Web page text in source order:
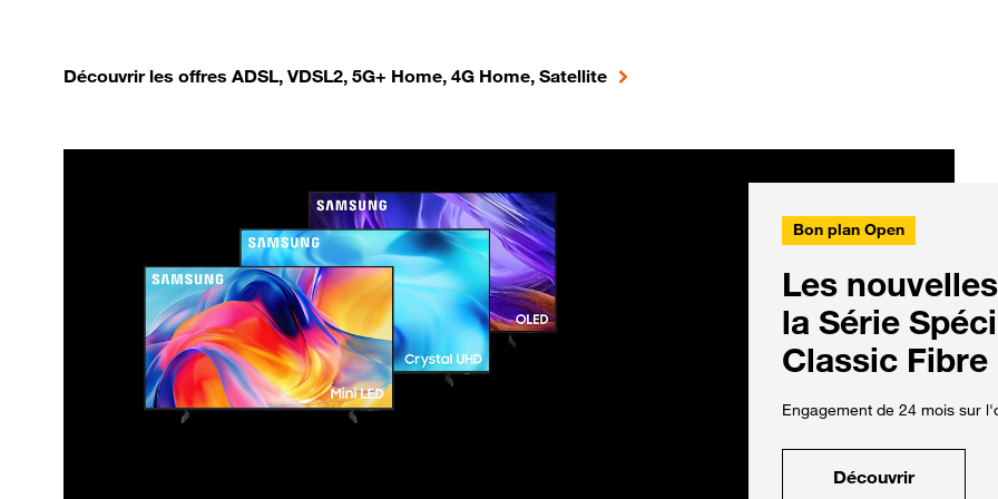
Découvrir les offres ADSL, VDSL2, 5G+ Home, 4G Home, Satellite
Bon plan Open
Les nouvelles
la Série
Classic Fibre
Engagement de 24 mois sur
Découvrir